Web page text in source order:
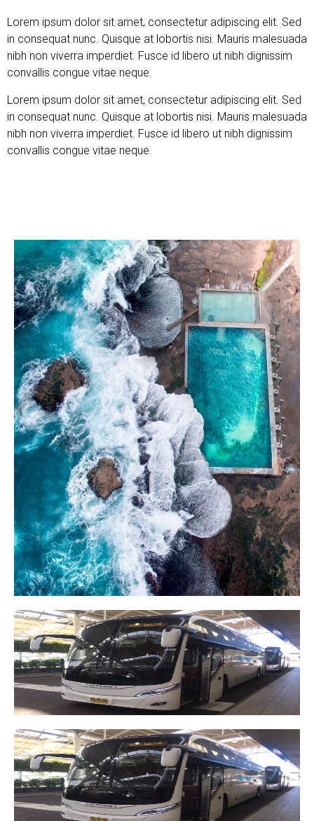
Lorem ipsum dolor sit amet, consectetur adipiscing elit. Sed
in consequat nunc. Quisque at lobortis nisi. Mauris malesuada
nibh non viverra imperdiet. Fusce id libero ut nibh dignissim
convallis congue vitae neque.
Lorem ipsum dolor sit amet, consectetur adipiscing elit. Sed
in consequat nunc. Quisque at lobortis nisi. Mauris malesuada
nibh non viverra imperdiet. Fusce id libero ut nibh dignissim
convallis congue vitae neque.